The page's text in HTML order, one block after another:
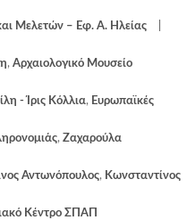
Μελετών – Εφ. Α. Ηλείας
, Αρχαιολογικό Μουσείο
- Ίρις Κόλλια, Ευρωπαϊκές
, Ζαχαρούλα
Αντωνόπουλος, Κωνσταντίνος
Κέντρο ΣΠΑΠ